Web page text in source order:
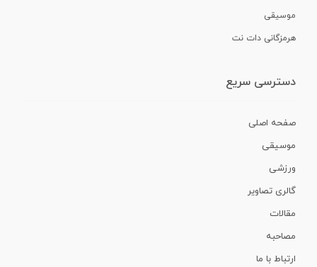
موسیقی
هرمزگانی دات نت
دسترسی سریع
صفحه اصلی
موسیقی
ورزشی
گالری تصاویر
مقالات
مصاحبه
ارتباط با ما